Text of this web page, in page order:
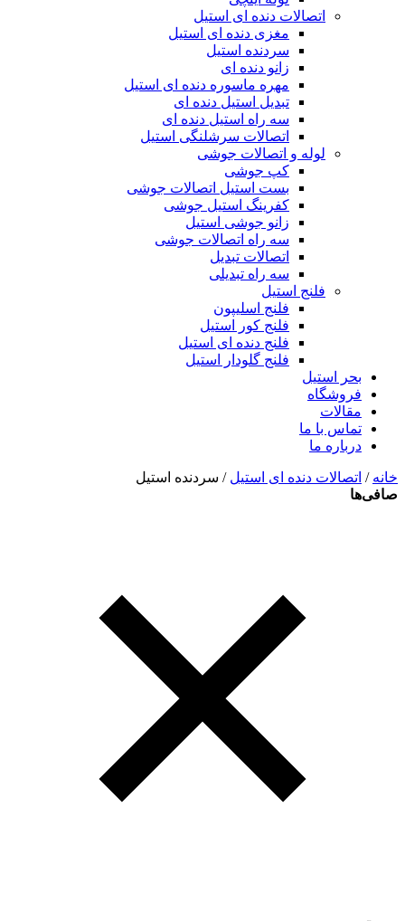
اتصالات دنده ای استیل
مغزی دنده ای استیل
سردنده استیل
زانو دنده ای
مهره ماسوره دنده ای استیل
تبدیل استیل دنده ای
سه راه استیل دنده ای
اتصالات سرشلنگی استیل
لوله و اتصالات جوشی
کپ جوشی
بست استیل اتصالات جوشی
کفرینگ استیل جوشی
زانو جوشی استیل
سه راه اتصالات جوشی
اتصالات تبدیل
سه راه تبدیلی
فلنج استیل
فلنج اسلیپون
فلنج کور استیل
فلنج دنده ای استیل
فلنج گلودار استیل
بحر استیل
فروشگاه
مقالات
تماس با ما
درباره ما
خانه / اتصالات دنده ای استیل / سردنده استیل
صافی‌ها